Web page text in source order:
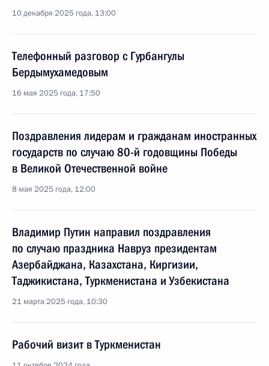
10 декабря 2025 года, 13:00
Телефонный разговор с Гурбангулы
Бердымухамедовым
16 мая 2025 года, 17:50
Поздравления лидерам и гражданам иностранных
государств по случаю 80-й годовщины Победы
в Великой Отечественной войне
8 мая 2025 года, 12:00
Владимир Путин направил поздравления
по случаю праздника Навруз президентам
Азербайджана, Казахстана, Киргизии,
Таджикистана, Туркменистана и Узбекистана
21 марта 2025 года, 10:30
Рабочий визит в Туркменистан